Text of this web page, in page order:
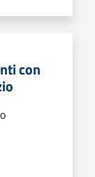
con